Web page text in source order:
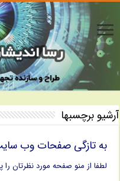
آرشیو برچسبها
به تازگی صفحات وب
لطفا از منو صفحه مورد نظرتان را